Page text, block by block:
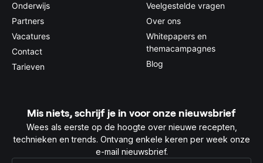
Onderwijs
Partners
Vacatures
Contact
Tarieven
Veelgestelde vragen
Over ons
Whitepapers en
themacampagnes
Blog
Mis niets, schrijf je in voor onze nieuwsbrief
Wees als eerste op de hoogte over nieuwe recepten,
technieken en trends. Ontvang enkele keren per week onze
e-mail nieuwsbrief.